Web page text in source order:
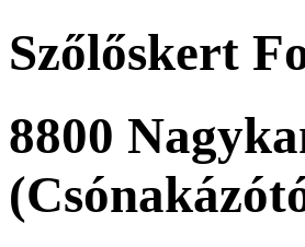
Szőlőskert
8800